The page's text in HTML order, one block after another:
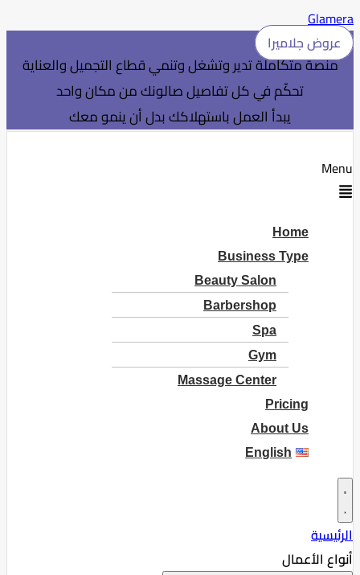
Glamera
عروض جلاميرا
منصة متكاملة تدير وتشغل وتنمي قطاع التجميل والعناية
تحكّم في كل تفاصيل صالونك من مكان واحد
يبدأ العمل باستهلاكك بدل أن ينمو معك
Menu
Home
Business Type
Beauty Salon
Barbershop
Spa
Gym
Massage Center
Pricing
About Us
English
الرئيسية
أنواع الأعمال